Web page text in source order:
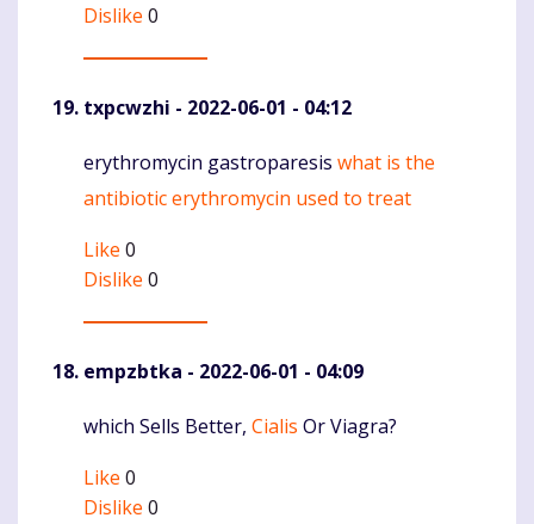
Dislike 0
txpcwzhi - 2022-06-01 - 04:12
Komentaras
erythromycin gastroparesis what is the
antibiotic erythromycin used to treat
Like 0
Dislike 0
empzbtka - 2022-06-01 - 04:09
Komentaras
which Sells Better, Cialis Or Viagra?
Like 0
Dislike 0